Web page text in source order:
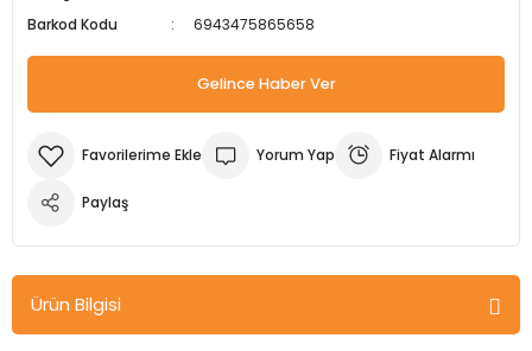
Köpek Elbiseleri
Köpek Kapıları
Köpek Kemikleri
Kedi Oyuncakları
Kedi Sağlık Ürünleri
Kedi Şampuanları
Ürünleri İşkenceler ve Mengeneler
Kargaburun
Lokma Takımları
Döşeme Çivi Zımba Çakma
Elektrikli Tornavidalar
Barkod Kodu
6943475865658
Gelince Haber Ver
Yorum Yap Fiyat Alarmı
Paylaş
Ürün Bilgisi